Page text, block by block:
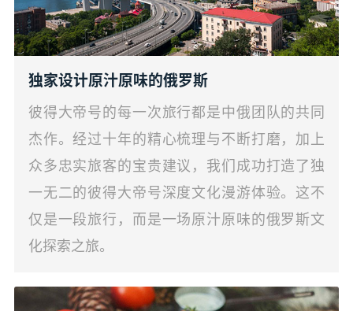
独家设计原汁原味的俄罗斯
彼得大帝号的每一次旅行都是中俄团队的共同
杰作。经过十年的精心梳理与不断打磨，加上
众多忠实旅客的宝贵建议，我们成功打造了独
一无二的彼得大帝号深度文化漫游体验。这不
仅是一段旅行，而是一场原汁原味的俄罗斯文
化探索之旅。